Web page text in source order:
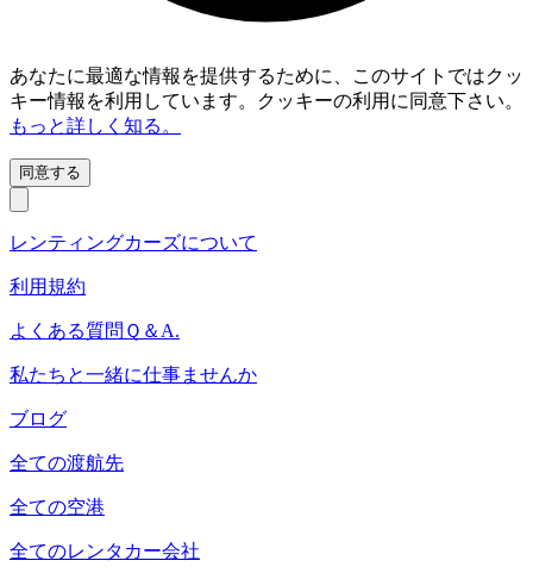
あなたに最適な情報を提供するために、このサイトではクッ
キー情報を利用しています。クッキーの利用に同意下さい。
もっと詳しく知る。
同意する
レンティングカーズについて
利用規約
よくある質問Ｑ＆A.
私たちと一緒に仕事ませんか
ブログ
全ての渡航先
全ての空港
全てのレンタカー会社